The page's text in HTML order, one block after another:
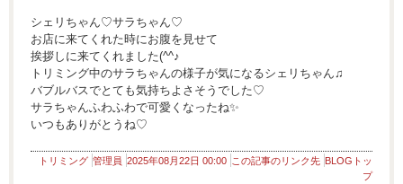
シェリちゃん♡サラちゃん♡
お店に来てくれた時にお腹を見せて
挨拶しに来てくれました(^^♪
トリミング中のサラちゃんの様子が気になるシェリちゃん♫
バブルバスでとても気持ちよさそうでした♡
サラちゃんふわふわで可愛くなったね✨
いつもありがとうね♡
トリミング 管理員 2025年08月22日 00:00 この記事のリンク先 BLOGトッ
プ